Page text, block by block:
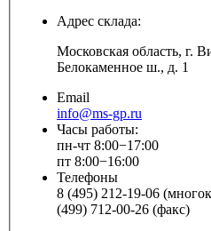
Адрес склада:
Московская область, г.
Белокаменное ш., д. 1
Email
info@ms-gp.ru
Часы работы:
пн-чт 8:00−17:00
пт 8:00−16:00
Телефоны
8 (495) 212-19-06
(499) 712-00-26 (факс)